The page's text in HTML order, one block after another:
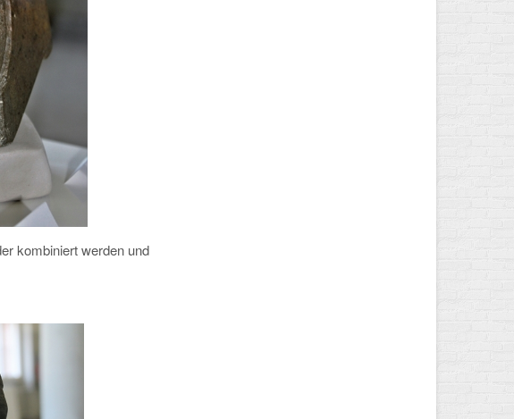
kombiniert werden und